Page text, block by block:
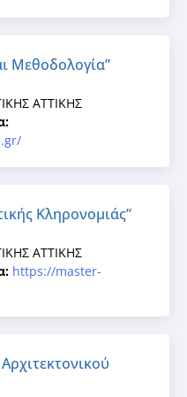
Μεθοδολογία”
ΑΤΤΙΚΗΣ
Κληρονομιάς”
ΑΤΤΙΚΗΣ
https://master-